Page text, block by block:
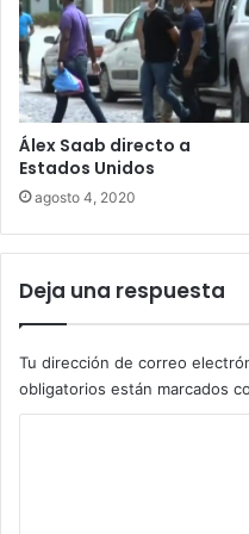
Álex Saab directo a
Estados Unidos
agosto 4, 2020
Deja una respuesta
Tu dirección de correo
obligatorios están marcados